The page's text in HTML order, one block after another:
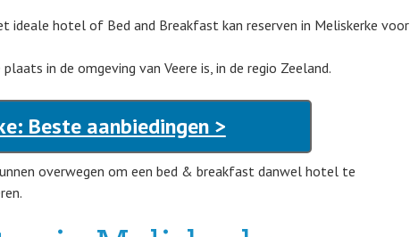
ideale hotel of Bed and Breakfast kan reserven in Meliskerke voor
in de omgeving van Veere is, in de regio Zeeland.
Beste aanbiedingen >
overwegen om een bed & breakfast danwel hotel te